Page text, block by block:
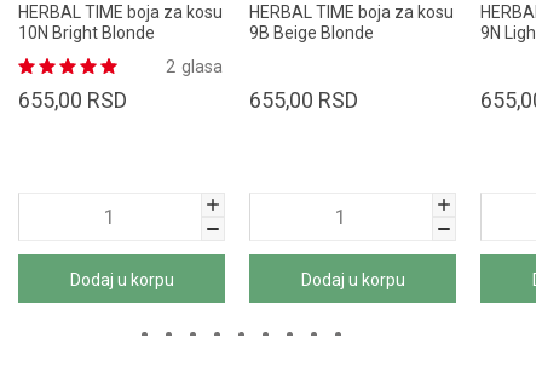
HERBAL TIME boja za kosu
10N Bright Blonde
glasa
2
655,00 RSD
Dodaj u korpu
HERBAL TIME boja za kosu
9B Beige Blonde
655,00 RSD
Dodaj u korpu
9N